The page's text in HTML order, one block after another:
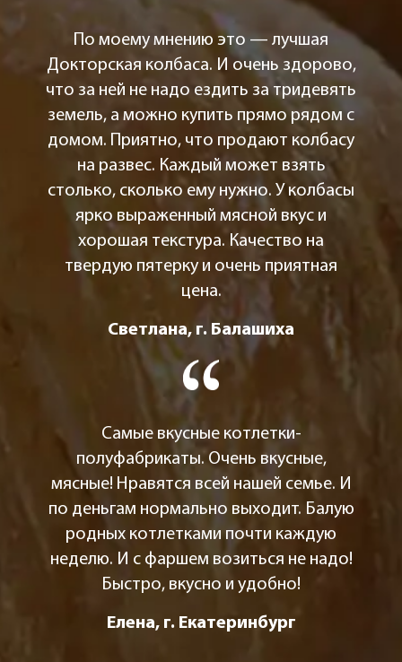
По моему мнению это — лучшая
Докторская колбаса. И очень здорово,
что за ней не надо ездить за тридевять
земель, а можно купить прямо рядом с
домом. Приятно, что продают колбасу
на развес. Каждый может взять
столько, сколько ему нужно. У колбасы
ярко выраженный мясной вкус и
хорошая текстура. Качество на
твердую пятерку и очень приятная
цена.
Светлана, г. Балашиха
Самые вкусные котлетки-
полуфабрикаты. Очень вкусные,
мясные! Нравятся всей нашей семье. И
по деньгам нормально выходит. Балую
родных котлетками почти каждую
неделю. И с фаршем возиться не надо!
Быстро, вкусно и удобно!
Елена, г. Екатеринбург